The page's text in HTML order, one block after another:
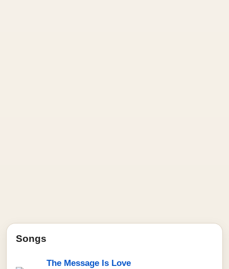
Songs
The Message Is Love